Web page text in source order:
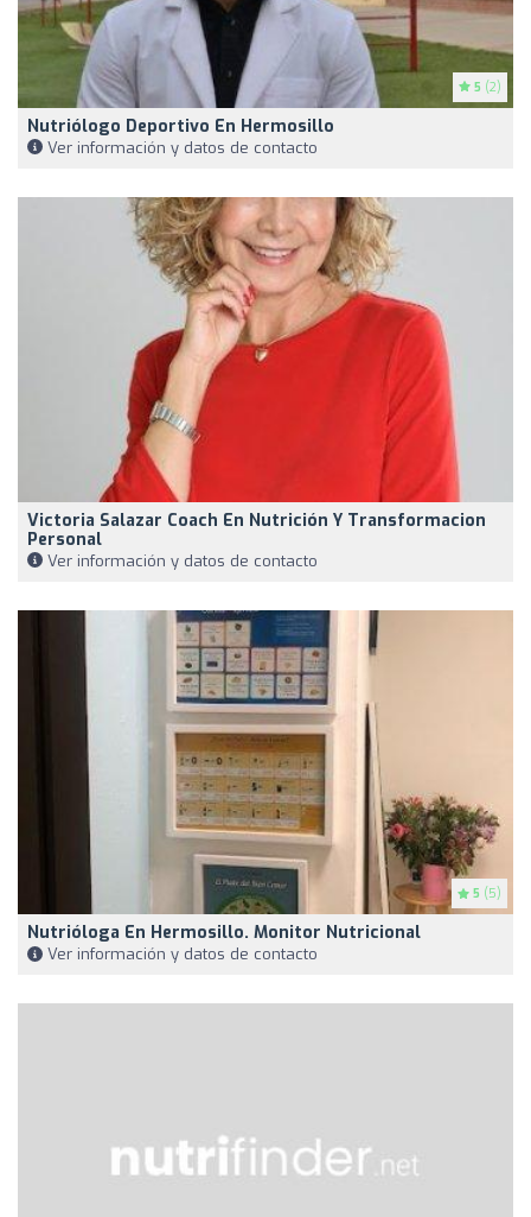
5 (2)
Nutriólogo Deportivo En Hermosillo
Ver información y datos de contacto
Victoria Salazar Coach En Nutrición Y Transformacion
Personal
Ver información y datos de contacto
5 (5)
Nutrióloga En Hermosillo. Monitor Nutricional
Ver información y datos de contacto